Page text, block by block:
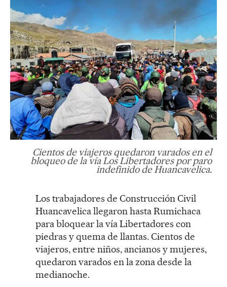
Cientos de viajeros quedaron varados en el
bloqueo de la vía Los Libertadores por paro
indefinido de Huancavelica.
Los trabajadores de Construcción Civil
Huancavelica llegaron hasta Rumichaca
para bloquear la vía Libertadores con
piedras y quema de llantas. Cientos de
viajeros, entre niños, ancianos y mujeres,
quedaron varados en la zona desde la
medianoche.